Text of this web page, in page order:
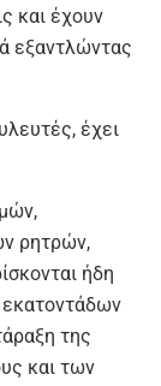
και έχουν
εξαντλώντας
έχει
ρητρών,
ήδη
εκατοντάδων
της
και των